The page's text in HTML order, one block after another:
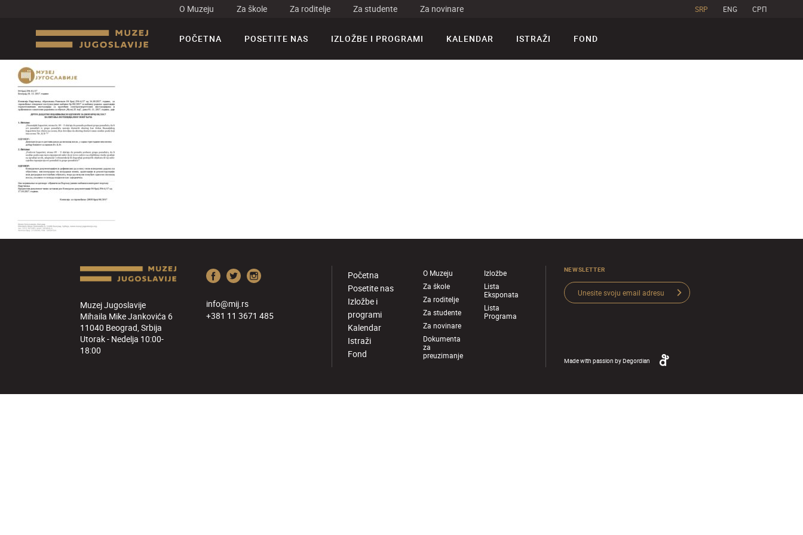
O Muzeju Za škole Za roditelje Za studente Za novinare SRP ENG CPП
POČETNA POSETITE NAS IZLOŽBE I PROGRAMI KALENDAR ISTRAŽI FOND
Muzej Jugoslavije
Mihaila Mike Jankovića 6
11040 Beograd, Srbija
Utorak - Nedelja 10:00-
18:00
info@mij.rs
+381 11 3671 485
Početna
Posetite nas
Izložbe i
programi
Kalendar
Istraži
Fond
O Muzeju
Za škole
Za roditelje
Za studente
Za novinare
Dokumenta
za
preuzimanje
Izložbe
Lista
Eksponata
Lista
Programa
NEWSLETTER
Made with passion byDegordian